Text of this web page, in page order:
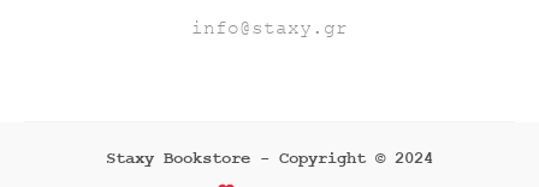
info@staxy.gr
Staxy Bookstore - Copyright © 2024